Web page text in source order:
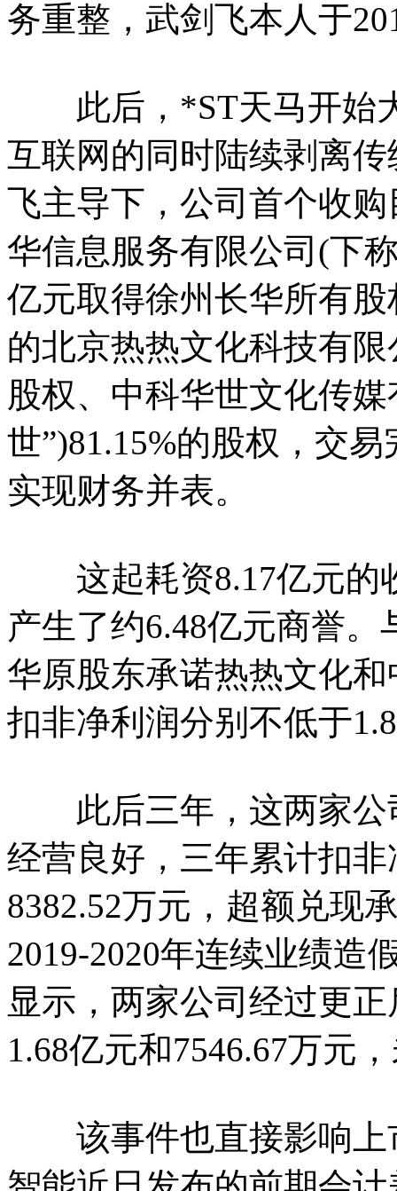
务重整，武剑飞本人于
此后，*ST天马开始
互联网的同时陆续剥离
飞主导下，公司首个收
华信息服务有限公司(下
亿元取得徐州长华所有
的北京热热文化科技有限
股权、中科华世文化传
世”)81.15%的股权，交
实现财务并表。
这起耗资8.17亿元的
产生了约6.48亿元商誉
华原股东承诺热热文化
扣非净利润分别不低于
此后三年，这两家公
经营良好，三年累计扣
8382.52万元，超额兑现
2019-2020年连续业绩造
显示，两家公司经过更
1.68亿元和7546.67万元
该事件也直接影响上